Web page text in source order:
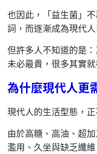
也因此，「益生菌」
詞，而逐漸成為現代
但許多人不知道的是
未必最貴，很多其實
為什麼現代人更
現代人的生活型態，
由於高糖、高油、超
濫用、久坐與缺乏纖